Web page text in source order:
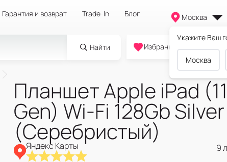
Гарантия и возврат Trade-In Блог Москва
Укажите Ваш
Москва
Найти
0
Избранное
Планшет Apple iPad
Gen) Wi-Fi 128Gb Silver
(Серебристый)
Яндекс Карты 9